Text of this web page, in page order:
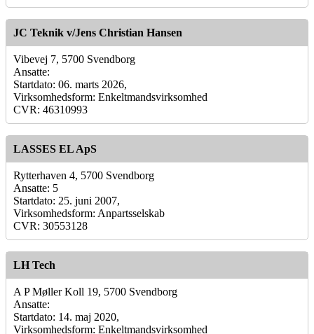
JC Teknik v/Jens Christian Hansen
Vibevej 7, 5700 Svendborg
Ansatte:
Startdato: 06. marts 2026,
Virksomhedsform: Enkeltmandsvirksomhed
CVR: 46310993
LASSES EL ApS
Rytterhaven 4, 5700 Svendborg
Ansatte: 5
Startdato: 25. juni 2007,
Virksomhedsform: Anpartsselskab
CVR: 30553128
LH Tech
A P Møller Koll 19, 5700 Svendborg
Ansatte:
Startdato: 14. maj 2020,
Virksomhedsform: Enkeltmandsvirksomhed